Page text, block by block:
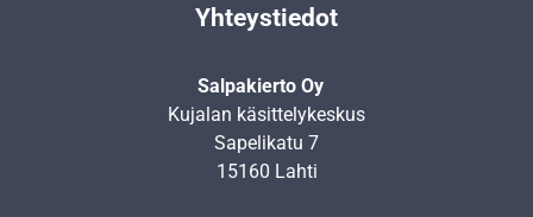
Yhteystiedot
Salpakierto Oy
Kujalan käsittelykeskus
Sapelikatu 7
15160 Lahti